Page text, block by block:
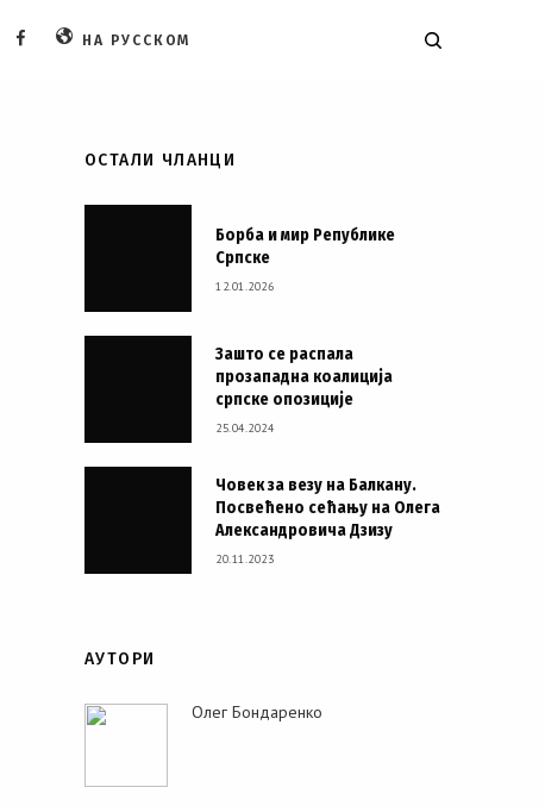
FACEBOOKНА РУССКОМ
ОСТАЛИ ЧЛАНЦИ
Борба и мир Републике
Српске
12.01.2026
Зашто се распала
прозападна коалиција
српске опозиције
25.04.2024
Човек за везу на Балкану.
Посвећено сећању на Олега
Александровича Дзизу
20.11.2023
АУТОРИ
Олег Бондаренко